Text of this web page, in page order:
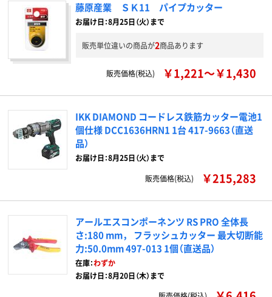
藤原産業 ＳＫ11 パイプカッター
お届け日：8月25日（火）まで
販売単位違いの商品が2商品あります
販売価格(税込) ￥1,221～￥1,430
IKK DIAMOND コードレス鉄筋カッター電池1
個仕様 DCC1636HRN1 1台 417-9663（直送
品）
お届け日：8月25日（火）まで
販売価格(税込)
￥215,283
アールエスコンポーネンツ RS PRO 全体長
さ:180 mm， フラッシュカッター 最大切断能
力:50.0mm 497-013 1個（直送品）
在庫：わずか
お届け日：8月20日（木）まで